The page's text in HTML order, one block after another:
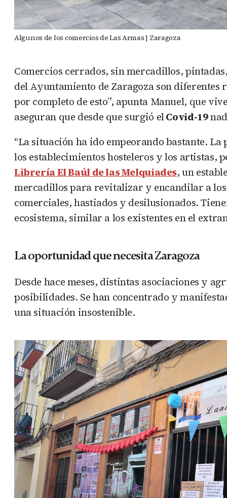
Algunos de los comercios de Las Armas | Zaragoza
Comercios cerrados, sin mercadillos,
del Ayuntamiento de Zaragoza son
por completo de esto”, apunta Manuel, que
aseguran que desde que surgió elCovid-19
“La situación ha ido empeorando bastante.
los establecimientos hosteleros y los artistas,
Librería El Baúl de las Melquiades, un
mercadillos para revitalizar y encandilar a los
comerciales, hastiados y desilusionados.
ecosistema, similar a los existentes en el
La oportunidad que necesita Zaragoza
Desde hace meses, distintas asociaciones y
posibilidades. Se han concentrado y
una situación insostenible.